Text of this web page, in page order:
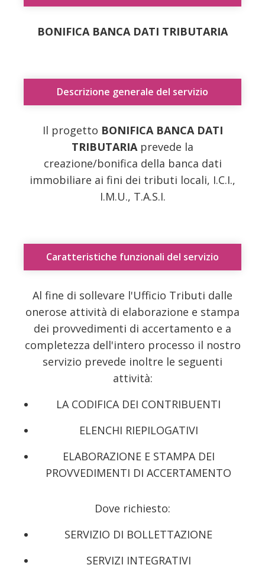
BONIFICA BANCA DATI TRIBUTARIA
Descrizione generale del servizio
Il progetto BONIFICA BANCA DATI
TRIBUTARIAprevede la
creazione/bonifica della banca dati
immobiliare ai fini dei tributi locali, I.C.I.,
I.M.U., T.A.S.I.
Caratteristiche funzionali del servizio
Al fine di sollevare l'Ufficio Tributi dalle
onerose attività di elaborazione e stampa
dei provvedimenti di accertamento e a
completezza dell'intero processo il nostro
servizio prevede inoltre le seguenti
attività:
LA CODIFICA DEI CONTRIBUENTI
ELENCHI RIEPILOGATIVI
ELABORAZIONE E STAMPA DEI
PROVVEDIMENTI DI ACCERTAMENTO
Dove richiesto:
SERVIZIO DI BOLLETTAZIONE
SERVIZI INTEGRATIVI